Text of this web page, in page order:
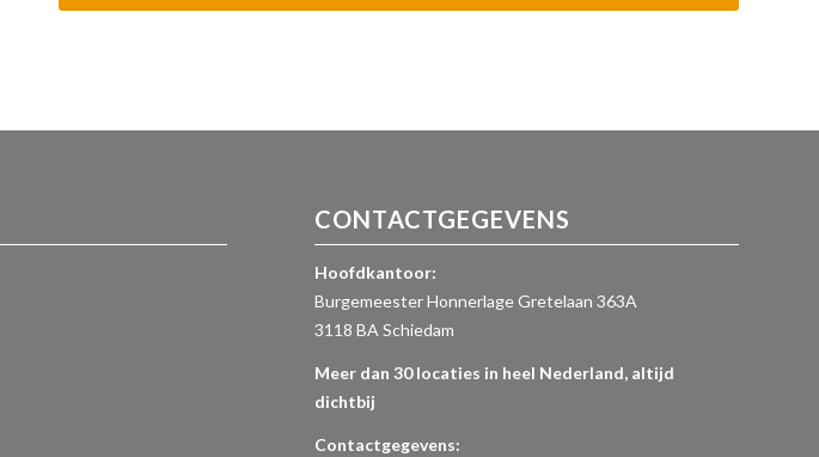
CONTACTGEGEVENS
Hoofdkantoor:
Burgemeester Honnerlage Gretelaan 363A
3118 BA Schiedam
Meer dan 30 locaties in heel Nederland, altijd
dichtbij
Contactgegevens: